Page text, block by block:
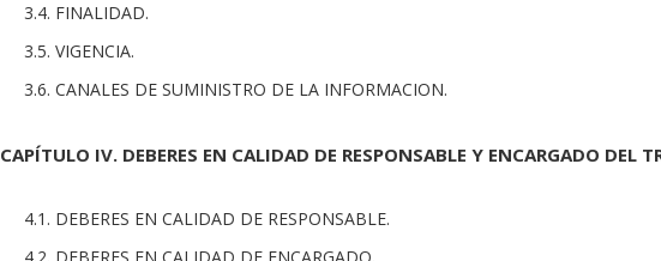
3.4. FINALIDAD.
3.5. VIGENCIA.
3.6. CANALES DE SUMINISTRO DE LA INFORMACION.
CAPÍTULO IV. DEBERES EN CALIDAD DE RESPONSABLE Y ENCARGADO DEL
4.1. DEBERES EN CALIDAD DE RESPONSABLE.